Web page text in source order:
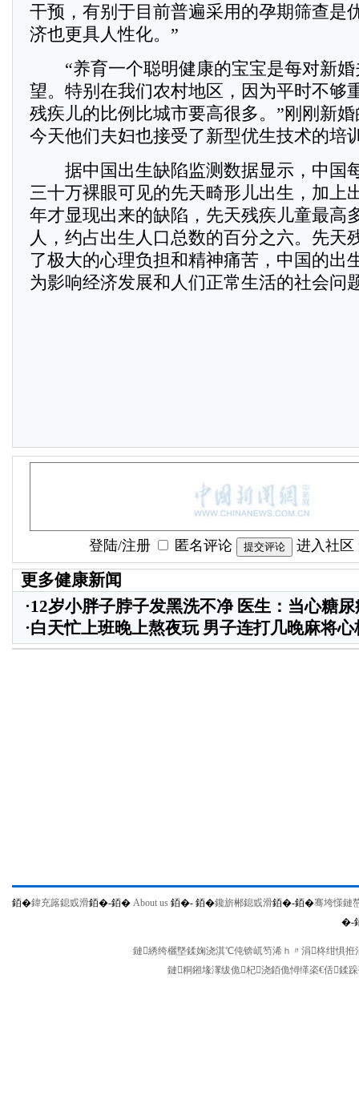
干预，有别于目前普遍采用的孕期筛查是
济也更具人性化。”
“养育一个聪明健康的宝宝是每对新婚
望。特别在我们农村地区，因为平时不够
残疾儿的比例比城市要高很多。”刚刚新
今天他们夫妇也接受了新型优生技术的培
据中国出生缺陷监测数据显示，中国
三十万裸眼可见的先天畸形儿出生，加上
年才显现出来的缺陷，先天残疾儿童最高
人，约占出生人口总数的百分之六。先天
了极大的心理负担和精神痛苦，中国的出
为影响经济发展和人们正常生活的社会问
登陆/注册 匿名评论 进入社区
更多健康新闻
·12岁小胖子脖子发黑洗不净 医生：当心糖尿
·白天忙上班晚上熬夜玩 男子连打几晚麻将心
銆�鍏充簬鎴戜滑銆�-銆� About us 銆�- 銆�鑱旂郴鎴戜滑銆�-銆�骞垮憡鏈
�-
鏈綉绔欐墍鍒婅浇淇℃伅锛屼笉浠ｈ〃涓柊绀惧
鏈粡鎺堟潈绂佹杞浇銆佹憳缂栥€佸鍒